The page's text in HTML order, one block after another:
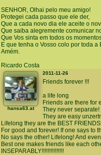
SENHOR, Olhai pelo meu amigo!
Protegei cada passo que ele der,
Que a cada novo dia ele aceite o
Que saiba alegremente comunicar
Que Vos sinta em todos os
E que tenha o Vosso colo por toda a
Amém.
Ricardo Costa
hansa63.at
2011-11-26
Friends forever !!!
a life long
Friends are there for
They never separate!
They are easy
Lifelong they are the BEST
For good and forever! If one says to
No says the other! Lifelong! And
Best one makes friends like each
INSEPARABLY!!!!!!!!!!!!!!!